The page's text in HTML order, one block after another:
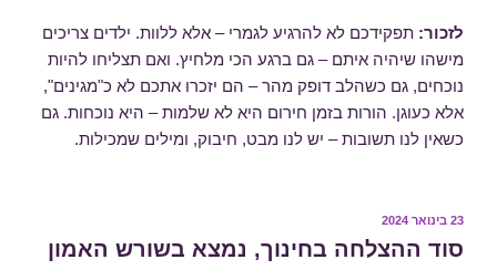
לזכור: תפקידכם לא להרגיע לגמרי – אלא ללוות. ילדים צריכים
מישהו שיהיה איתם – גם ברגע הכי מלחיץ. ואם תצליחו להיות
נוכחים, גם כשהלב דופק מהר – הם יזכרו אתכם לא כ"מגינים",
אלא כעוגן. הורות בזמן חירום היא לא שלמות – היא נוכחות. גם
כשאין לנו תשובות – יש לנו מבט, חיבוק, ומילים שמכילות.
פורסם
23 בינואר 2024
סוד ההצלחה בחינוך, נמצא בשורש האמון